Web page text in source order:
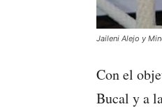
Jaileni Alejo y
Con el
Bucal y a